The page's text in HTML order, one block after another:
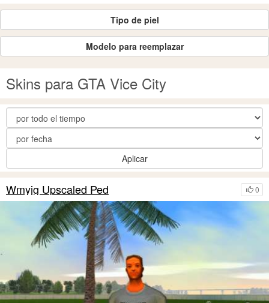
Tipo de piel
Modelo para reemplazar
Skins para GTA Vice City
Aplicar
0
Wmyjg Upscaled Ped